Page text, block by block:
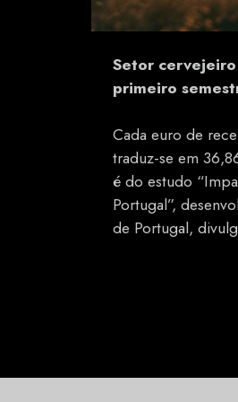
Setor
primeiro
Cada euro de
traduz-se em
é do estudo
Portugal”,
de Portugal,